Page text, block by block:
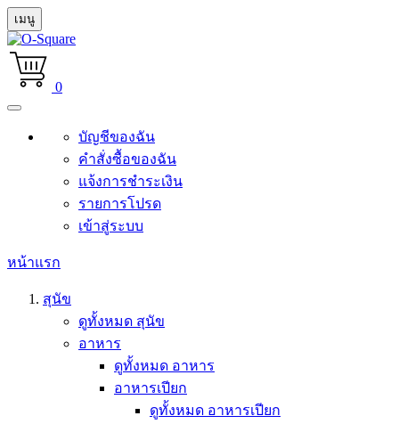
เมนู
0
บัญชีของฉัน
คำสั่งซื้อของฉัน
แจ้งการชำระเงิน
รายการโปรด
เข้าสู่ระบบ
หน้าแรก
สุนัข
ดูทั้งหมด สุนัข
อาหาร
ดูทั้งหมด อาหาร
อาหารเปียก
ดูทั้งหมด อาหารเปียก